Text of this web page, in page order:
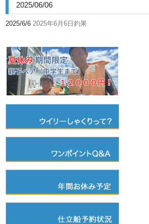
2025/06/06
2025/6/6 2025年6月6日釣果